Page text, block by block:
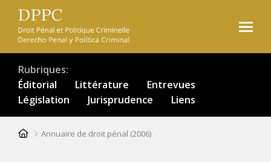
Aller
contenu
principal
Rubriques
Éditorial
Littérature
Entrevues
Législation
Jurisprudence Liens
Fil
d'Ariane
Annuaire de droit pénal (2006)